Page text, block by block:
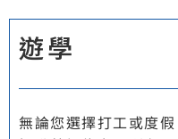
遊學
無論您選擇打工或度